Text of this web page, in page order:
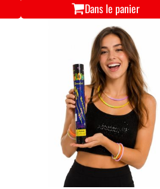
Dans le panier